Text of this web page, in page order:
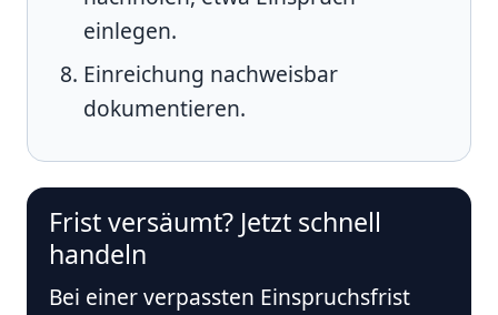
einlegen.
Einreichung nachweisbar
dokumentieren.
Frist versäumt? Jetzt schnell
handeln
Bei einer verpassten Einspruchsfrist